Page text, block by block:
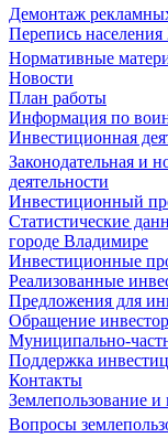
Демонтаж
Перепись населения
Нормативные
Новости
План работы
Информация по
Инвестиционная
Законодательная и
деятельности
Инвестиционный
Статистические
городе Владимире
Инвестиционные
Реализованные
Предложения для
Обращение
Муниципально-
Поддержка
Контакты
Землепользование и
Вопросы